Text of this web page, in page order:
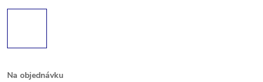
Na objednávku